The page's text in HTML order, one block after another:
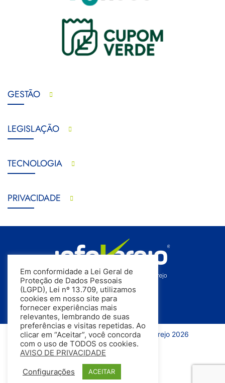
GESTÃO
LEGISLAÇÃO
TECNOLOGIA
PRIVACIDADE
Todos os direitos reservados | InfoVarejo 2026
Em conformidade a Lei Geral de
Proteção de Dados Pessoais
(LGPD), Lei nº 13.709, utilizamos
cookies em nosso site para
fornecer experiências mais
relevantes, lembrando de suas
preferências e visitas repetidas. Ao
clicar em “Aceitar”, você concorda
com o uso de TODOS os cookies.
AVISO DE PRIVACIDADE
Configurações ACEITAR